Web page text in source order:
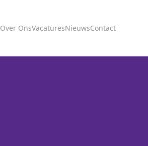
Over OnsVacaturesNieuwsContact